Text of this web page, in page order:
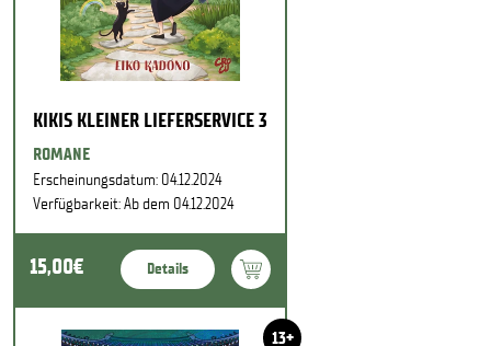
KIKIS KLEINER LIEFERSERVICE 3
ROMANE
Erscheinungsdatum: 04.12.2024
Verfügbarkeit: Ab dem 04.12.2024
15,00€ Details
13+